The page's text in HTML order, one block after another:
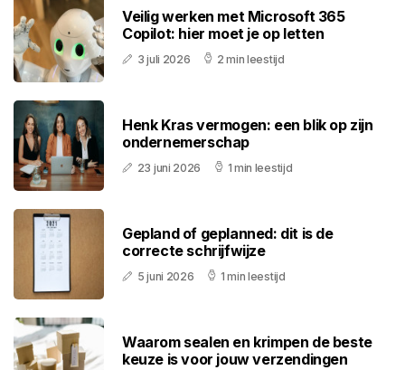
Veilig werken met Microsoft 365
Copilot: hier moet je op letten
3 juli 2026 2 min leestijd
Henk Kras vermogen: een blik op zijn
ondernemerschap
23 juni 2026 1 min leestijd
Gepland of geplanned: dit is de
correcte schrijfwijze
5 juni 2026 1 min leestijd
Waarom sealen en krimpen de beste
keuze is voor jouw verzendingen